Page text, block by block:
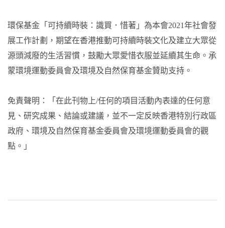
環保基金「可持續時裝：識買．惜著」為本會2021年社會發
展工作計劃，期望在香港推動可持續時裝文化及建立大眾從
源頭減廢的生活習慣，鼓勵大眾愛惜衣服並延續其生命。承
蒙環境運動委員會及環境及自然保育基金贊助支持。
免責聲明：「在此刊物上/任何的項目活動內表達的任何意
見、研究成果、結論或建議，並不一定反映香港特別行政區
政府、環境及自然保育基金委員會及環境運動委員會的觀
點。」